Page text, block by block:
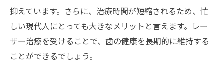
抑えています。さらに、治療時間が短縮されるため、忙
しい現代人にとっても大きなメリットと言えます。レー
ザー治療を受けることで、歯の健康を長期的に維持する
ことができるでしょう。